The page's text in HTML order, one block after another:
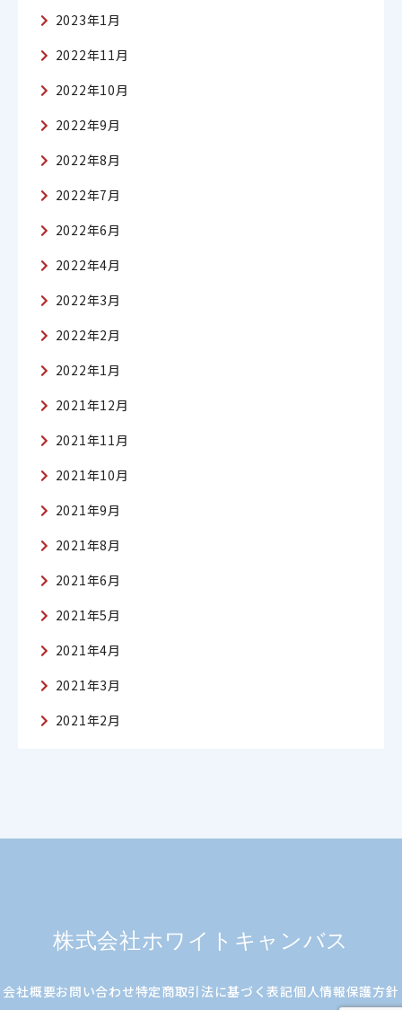
2023年1月
2022年11月
2022年10月
2022年9月
2022年8月
2022年7月
2022年6月
2022年4月
2022年3月
2022年2月
2022年1月
2021年12月
2021年11月
2021年10月
2021年9月
2021年8月
2021年6月
2021年5月
2021年4月
2021年3月
2021年2月
株式会社ホワイトキャンバス
会社概要お問い合わせ特定商取引法に基づく表記個人情報保護方針